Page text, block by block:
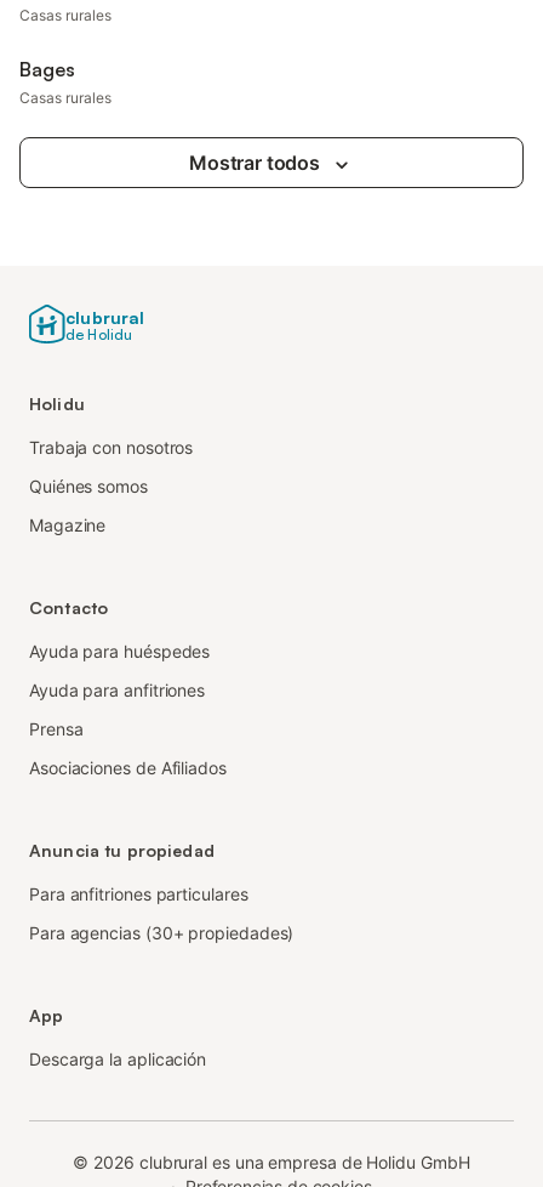
Casas rurales
Bages
Casas rurales
Mostrar todos
clubrural
de Holidu
Holidu
Trabaja con nosotros
Quiénes somos
Magazine
Contacto
Ayuda para huéspedes
Ayuda para anfitriones
Prensa
Asociaciones de Afiliados
Anuncia tu propiedad
Para anfitriones particulares
Para agencias (30+ propiedades)
App
Descarga la aplicación
© 2026 clubrural es una empresa de Holidu GmbH